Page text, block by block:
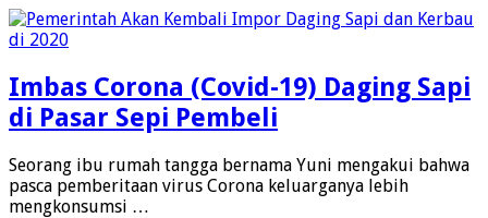
Imbas Corona (Covid-19) Daging Sapi
di Pasar Sepi Pembeli
Seorang ibu rumah tangga bernama Yuni mengakui bahwa
pasca pemberitaan virus Corona keluarganya lebih
mengkonsumsi …